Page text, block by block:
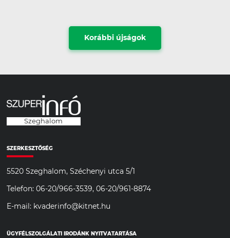
Korábbi újságok
Szeghalom
SZERKESZTŐSÉG
5520 Szeghalom, Széchenyi utca 5/1
Telefon: 06-20/966-3539, 06-20/961-8874
E-mail: kvaderinfo@kitnet.hu
ÜGYFÉLSZOLGÁLATI IRODÁNK NYITVATARTÁSA